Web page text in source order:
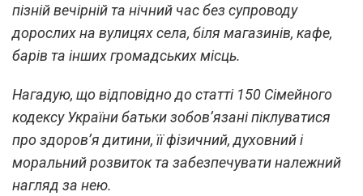
пізній вечірній та нічний час без супроводу
дорослих на вулицях села, біля магазинів, кафе,
барів та інших громадських місць.
Нагадую, що відповідно до статті 150 Сімейного
кодексу України батьки зобов’язані піклуватися
про здоров’я дитини, її фізичний, духовний і
моральний розвиток та забезпечувати належний
нагляд за нею.